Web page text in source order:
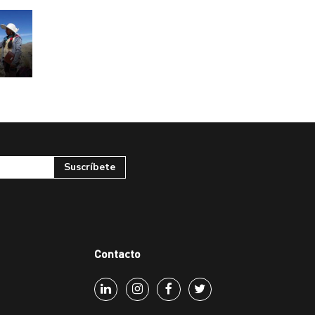
Contacto